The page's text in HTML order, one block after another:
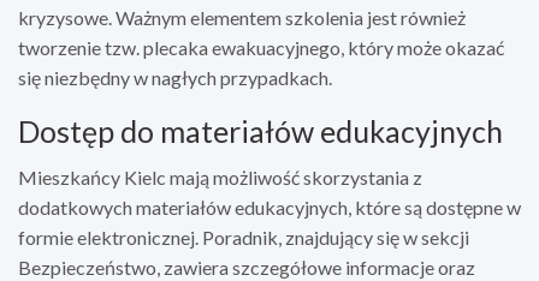
kryzysowe. Ważnym elementem szkolenia jest również
tworzenie tzw. plecaka ewakuacyjnego, który może okazać
się niezbędny w nagłych przypadkach.
Dostęp do materiałów edukacyjnych
Mieszkańcy Kielc mają możliwość skorzystania z
dodatkowych materiałów edukacyjnych, które są dostępne w
formie elektronicznej. Poradnik, znajdujący się w sekcji
Bezpieczeństwo, zawiera szczegółowe informacje oraz